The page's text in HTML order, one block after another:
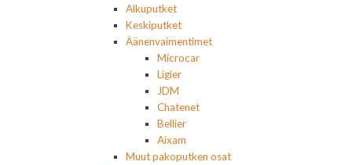
Alkuputket
Keskiputket
Äänenvaimentimet
Microcar
Ligier
JDM
Chatenet
Bellier
Aixam
Muut pakoputken osat